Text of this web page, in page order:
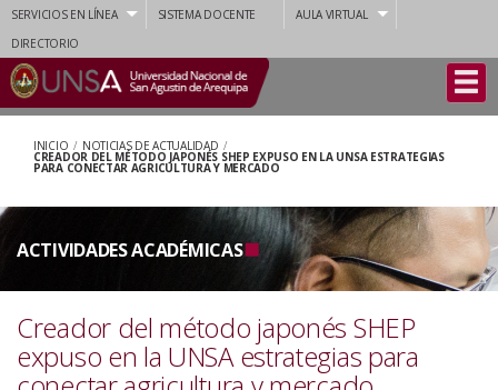
SERVICIOS EN LÍNEA SISTEMA DOCENTE
AULA VIRTUAL
DIRECTORIO
INICIO / NOTICIAS DE ACTUALIDAD /
CREADOR DEL MÉTODO JAPONÉS SHEP EXPUSO EN LA UNSA ESTRATEGIAS
PARA CONECTAR AGRICULTURA Y MERCADO
ACTIVIDADES ACADÉMICAS
Creador del método japonés SHEP
expuso en la UNSA estrategias para